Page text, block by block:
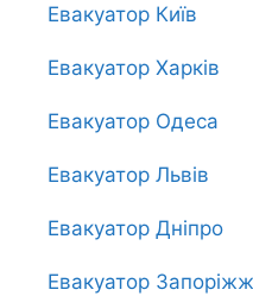
Евакуатор Київ
Евакуатор Харків
Евакуатор Одеса
Евакуатор Львів
Евакуатор Дніпро
Евакуатор